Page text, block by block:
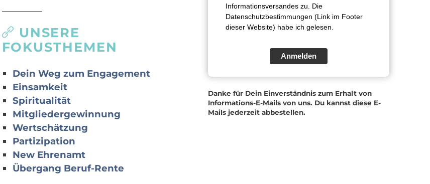
UNSERE
FOKUSTHEMEN
Dein Weg zum Engagement
Einsamkeit
Spiritualität
Mitgliedergewinnung
Wertschätzung
Partizipation
New Ehrenamt
Übergang Beruf-Rente
Informationsversandes zu. Die
Datenschutzbestimmungen (Link im Footer
dieser Website) habe ich gelesen.
Anmelden
Danke für Dein Einverständnis zum Erhalt von
Informations-E-Mails von uns. Du kannst diese E-
Mails jederzeit abbestellen.